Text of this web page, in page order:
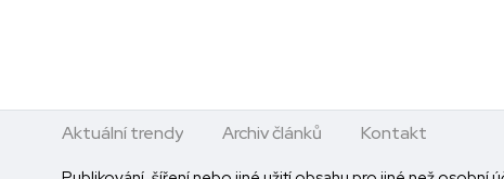
Aktuální trendy Archiv článků Kontakt